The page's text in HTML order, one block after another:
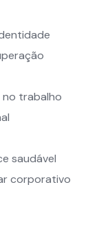
no trabalho
saudável
corporativo